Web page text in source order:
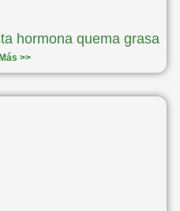
hormona quema grasa
>>